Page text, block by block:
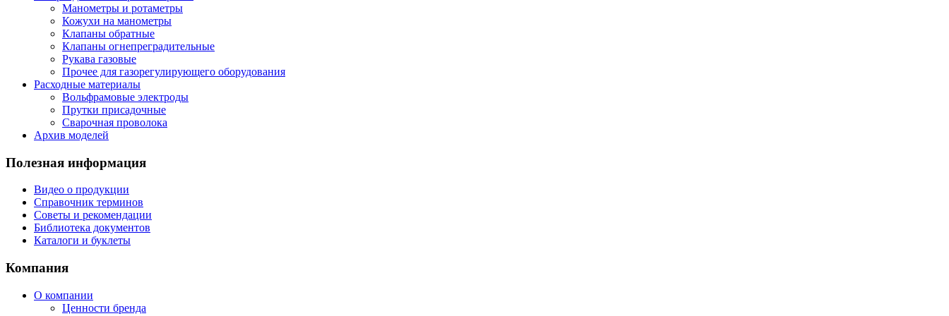
Манометры и ротаметры
Кожухи на манометры
Клапаны обратные
Клапаны огнепреградительные
Рукава газовые
Прочее для газорегулирующего оборудования
Расходные материалы
Вольфрамовые электроды
Прутки присадочные
Сварочная проволока
Архив моделей
Полезная информация
Видео о продукции
Справочник терминов
Советы и рекомендации
Библиотека документов
Каталоги и буклеты
Компания
О компании
Ценности бренда